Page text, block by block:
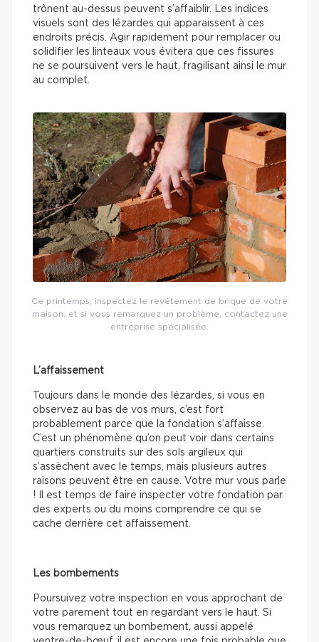
trônent au-dessus peuvent s’affaiblir. Les indices
visuels sont des lézardes qui apparaissent à ces
endroits précis. Agir rapidement pour remplacer ou
solidifier les linteaux vous évitera que ces fissures
ne se poursuivent vers le haut, fragilisant ainsi le mur
au complet.
Ce printemps, inspectez le revêtement de brique de votre
maison, et si vous remarquez un problème, contactez une
entreprise spécialisée.
L’affaissement
Toujours dans le monde des lézardes, si vous en
observez au bas de vos murs, c’est fort
probablement parce que la fondation s’affaisse.
C’est un phénomène qu’on peut voir dans certains
quartiers construits sur des sols argileux qui
s’assèchent avec le temps, mais plusieurs autres
raisons peuvent être en cause. Votre mur vous parle
! Il est temps de faire inspecter votre fondation par
des experts ou du moins comprendre ce qui se
cache derrière cet affaissement.
Les bombements
Poursuivez votre inspection en vous approchant de
votre parement tout en regardant vers le haut. Si
vous remarquez un bombement, aussi appelé